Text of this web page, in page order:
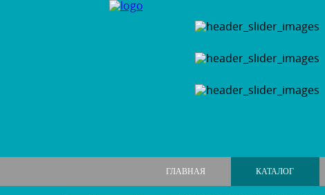
ГЛАВНАЯ КАТАЛОГ